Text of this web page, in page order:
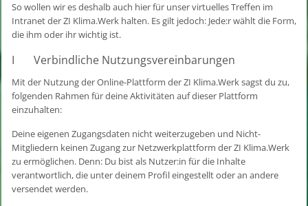
So wollen wir es deshalb auch hier für unser virtuelles Treffen im
Intranet der ZI Klima.Werk halten. Es gilt jedoch: Jede:r wählt die Form,
die ihm oder ihr wichtig ist.
I Verbindliche Nutzungsvereinbarungen
Mit der Nutzung der Online-Plattform der ZI Klima.Werk sagst du zu,
folgenden Rahmen für deine Aktivitäten auf dieser Plattform
einzuhalten:
Deine eigenen Zugangsdaten nicht weiterzugeben und Nicht-
Mitgliedern keinen Zugang zur Netzwerkplattform der ZI Klima.Werk
zu ermöglichen. Denn: Du bist als Nutzer:in für die Inhalte
verantwortlich, die unter deinem Profil eingestellt oder an andere
versendet werden.